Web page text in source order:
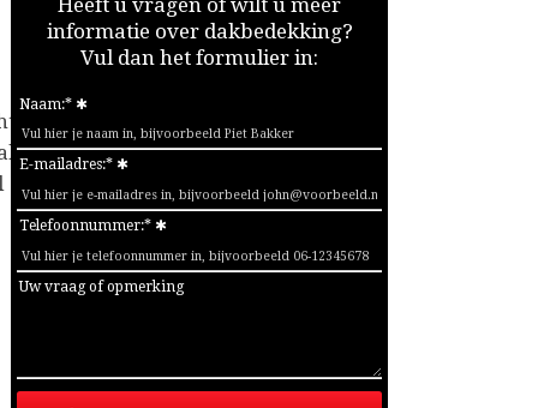
Heeft u vragen of wilt u meer
informatie over dakbedekking?
Vul dan het formulier in:
Naam:*
E-mailadres:*
Telefoonnummer:*
Uw vraag of opmerking